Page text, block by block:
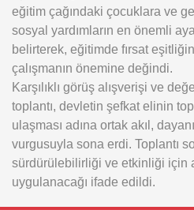
eğitim çağındaki çocuklara ve
sosyal yardımların en önemli
belirterek, eğitimde fırsat
çalışmanın önemine değindi.
Karşılıklı görüş alışverişi ve
toplantı, devletin şefkat elinin
ulaşması adına ortak akıl,
vurgusuyla sona erdi. Toplantı
sürdürülebilirliği ve etkinliği için
uygulanacağı ifade edildi.